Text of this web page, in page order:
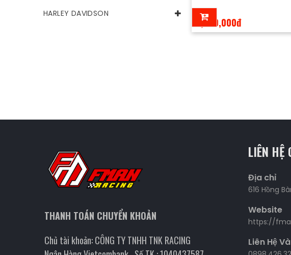
HARLEY DAVIDSON
3,200,000đ
THANH TOÁN CHUYỂN KHOẢN
Chủ tài khoản: CÔNG TY TNHH TNK RACING
LIÊN HỆ
Địa chỉ
616 Hồng
Website
https://
Liên Hệ